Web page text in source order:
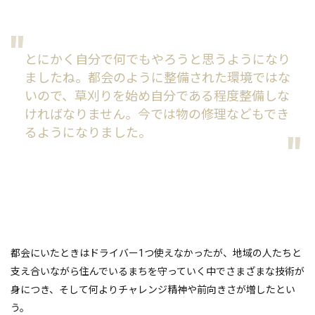
とにかく自分で何でもやろうと思うようになり
ましたね。都会のように整備された環境ではな
いので、草刈りを始め自分である程度整備しな
ければなりません。今では物の修理などもでき
るようになりました。
都会にいたときはドライバー1つ使えなかったが、地域の人たちと
支え合いながら住んでいるまちを守っていく中でさまざまな技術が
身につき、そして何よりチャレンジ精神や前向きさが増したとい
う。